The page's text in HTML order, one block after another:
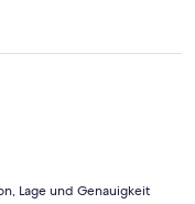
der große Garten
Lage und Genauigkeit